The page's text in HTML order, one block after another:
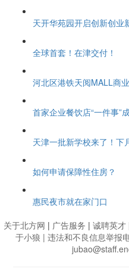
天开华苑园开启创新创业
全球首套！在津交付！
河北区港铁天阅MALL商
首家企业餐饮店“一件事”
天津一批新学校来了！下
如何申请保障性住房？
惠民夜市就在家门口
关于北方网 | 广告服务 | 诚聘英才
于小狼 | 违法和不良信息举报